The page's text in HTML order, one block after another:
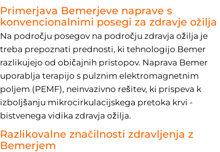
Primerjava Bemerjeve naprave s
konvencionalnimi posegi za zdravje ožilja
Na področju posegov na področju zdravja ožilja je
treba prepoznati prednosti, ki tehnologijo Bemer
razlikujejo od običajnih pristopov. Naprava Bemer
uporablja terapijo s pulznim elektromagnetnim
poljem (PEMF), neinvazivno rešitev, ki prispeva k
izboljšanju mikrocirkulacijskega pretoka krvi -
bistvenega vidika zdravja ožilja.
Razlikovalne značilnosti zdravljenja z
Bemerjem